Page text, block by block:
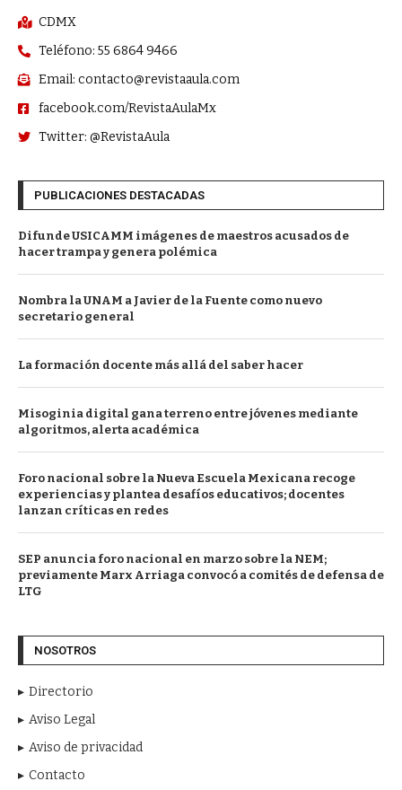
CDMX
Teléfono: 55 6864 9466
Email: contacto@revistaaula.com
facebook.com/RevistaAulaMx
Twitter: @RevistaAula
PUBLICACIONES DESTACADAS
Difunde USICAMM imágenes de maestros acusados de
hacer trampa y genera polémica
Nombra la UNAM a Javier de la Fuente como nuevo
secretario general
La formación docente más allá del saber hacer
Misoginia digital gana terreno entre jóvenes mediante
algoritmos, alerta académica
Foro nacional sobre la Nueva Escuela Mexicana recoge
experiencias y plantea desafíos educativos; docentes
lanzan críticas en redes
SEP anuncia foro nacional en marzo sobre la NEM;
previamente Marx Arriaga convocó a comités de defensa de
LTG
NOSOTROS
Directorio
Aviso Legal
Aviso de privacidad
Contacto